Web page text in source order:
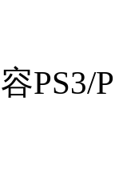
PS3/